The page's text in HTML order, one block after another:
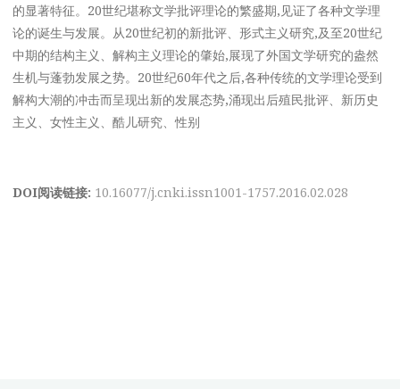
的显著特征。20世纪堪称文学批评理论的繁盛期,见证了各种文学理
论的诞生与发展。从20世纪初的新批评、形式主义研究,及至20世纪
中期的结构主义、解构主义理论的肇始,展现了外国文学研究的盎然
生机与蓬勃发展之势。20世纪60年代之后,各种传统的文学理论受到
解构大潮的冲击而呈现出新的发展态势,涌现出后殖民批评、新历史
主义、女性主义、酷儿研究、性别
DOI阅读链接: 10.16077/j.cnki.issn1001-1757.2016.02.028